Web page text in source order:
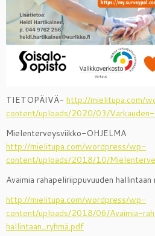
TIETOPÄIVÄ- http://mielitupa.com/
content/uploads/2020/03/
Mielenterveysviikko-OHJELMA
http://mielitupa.com/wordpress/wp-
content/uploads/2018/10/
Avaimia rahapeliriippuvuuden hallintaan
http://mielitupa.com/wordpress/wp-
content/uploads/2018/06/Avaimia-
hallintaan_ryhmä.pdf